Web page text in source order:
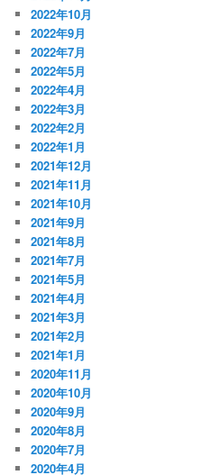
2022年10月
2022年9月
2022年7月
2022年5月
2022年4月
2022年3月
2022年2月
2022年1月
2021年12月
2021年11月
2021年10月
2021年9月
2021年8月
2021年7月
2021年5月
2021年4月
2021年3月
2021年2月
2021年1月
2020年11月
2020年10月
2020年9月
2020年8月
2020年7月
2020年4月